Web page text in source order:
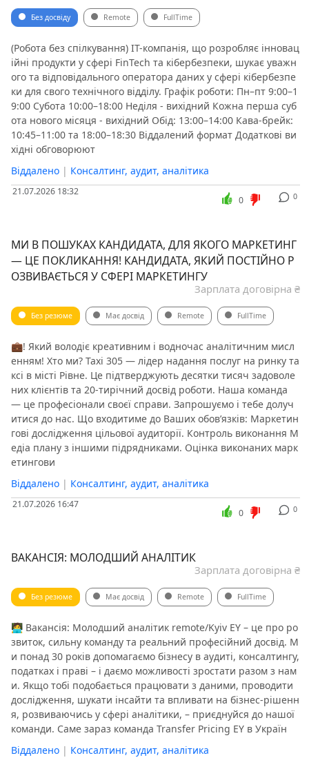
Без досвіду Remote FullTime
(Робота без спілкування) IT-компанія, що розробляє інновац
ійні продукти у сфері FinTech та кібербезпеки, шукає уважн
ого та відповідального оператора даних у сфері кібербезпе
ки для свого технічного відділу. ️Графік роботи: Пн–пт 9:00–1
9:00 Субота 10:00–18:00 Неділя - вихідний Кожна перша суб
ота нового місяця - вихідний Обід: 13:00–14:00 Кава-брейк:
10:45–11:00 та 18:00–18:30 Віддалений формат ️Додаткові ви
хідні обговорюют
Віддалено | Консалтинг, аудит, аналітика
21.07.2026 18:32 0
0
МИ В ПОШУКАХ КАНДИДАТА, ДЛЯ ЯКОГО МАРКЕТИНГ
— ЦЕ ПОКЛИКАННЯ! КАНДИДАТА, ЯКИЙ ПОСТІЙНО Р
ОЗВИВАЄТЬСЯ У СФЕРІ МАРКЕТИНГУ
Зарплата договірна ₴
Без резюме Має досвід Remote FullTime
💼! Який володіє креативним і водночас аналітичним мисл
енням! Хто ми? Taxi 305 — лідер надання послуг на ринку та
ксі в місті Рівне. Це підтверджують десятки тисяч задоволе
них клієнтів та 20-тирічний досвід роботи. Наша команда
— це професіонали своєї справи. Запрошуємо і тебе долуч
итися до нас. Що входитиме до Ваших обов’язків: Маркетин
гові дослідження цільової аудиторії. Контроль виконання М
едіа плану з іншими підрядниками. Оцінка виконаних марк
етингови
Віддалено | Консалтинг, аудит, аналітика
21.07.2026 16:47 0
0
ВАКАНСІЯ: МОЛОДШИЙ АНАЛІТИК
Зарплата договірна ₴
Без резюме Має досвід Remote FullTime
🧑‍💻 Вакансія: Молодший аналітик remote/Kyiv EY – це про ро
звиток, сильну команду та реальний професійний досвід. М
и понад 30 років допомагаємо бізнесу в аудиті, консалтингу,
податках і праві – і даємо можливості зростати разом з нам
и. Якщо тобі подобається працювати з даними, проводити
дослідження, шукати інсайти та впливати на бізнес-рішенн
я, розвиваючись у сфері аналітики, – приєднуйся до нашої
команди. Саме зараз команда Transfer Pricing EY в Україн
Віддалено | Консалтинг, аудит, аналітика